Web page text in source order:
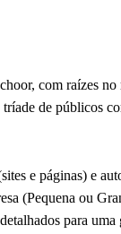
com raízes
de públicos
e páginas) e
(Pequena ou
para uma